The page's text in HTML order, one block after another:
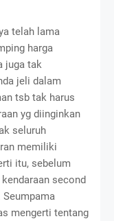
telah lama
harga
juga tak
jeli dalam
tsb tak harus
yg diinginkan
seluruh
memiliki
itu, sebelum
second
mengerti tentang